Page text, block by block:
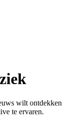
wilt ontdekken
te ervaren.